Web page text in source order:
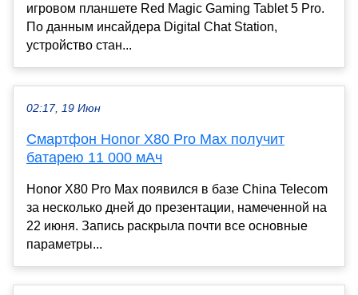
игровом планшете Red Magic Gaming Tablet 5 Pro.
По данным инсайдера Digital Chat Station,
устройство стан...
02:17, 19 Июн
Смартфон Honor X80 Pro Max получит
батарею 11 000 мАч
Honor X80 Pro Max появился в базе China Telecom
за несколько дней до презентации, намеченной на
22 июня. Запись раскрыла почти все основные
параметры...